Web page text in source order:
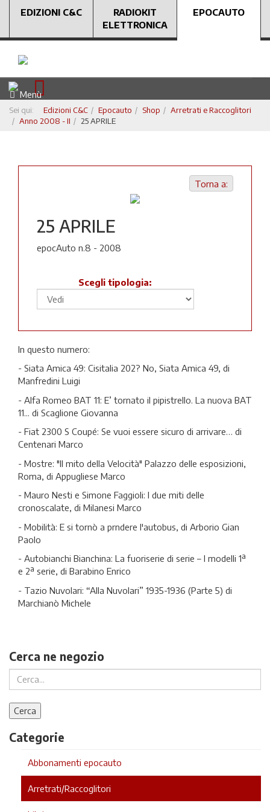
EDIZIONI C&C
RADIOKIT
ELETTRONICA
EPOCAUTO
Menù
Sei qui: Edizioni C&C Epocauto Shop
Arretrati e Raccoglitori
Anno 2008 - II
25 APRILE
Torna a:
25 APRILE
epocAuto n.8 - 2008
Scegli tipologia:
In questo numero:
- Siata Amica 49: Cisitalia 202? No, Siata Amica 49, di
Manfredini Luigi
- Alfa Romeo BAT 11: E’ tornato il pipistrello. La nuova BAT
11... di Scaglione Giovanna
- Fiat 2300 S Coupé: Se vuoi essere sicuro di arrivare… di
Centenari Marco
- Mostre: "Il mito della Velocità" Palazzo delle esposizioni,
Roma, di Appugliese Marco
- Mauro Nesti e Simone Faggioli: I due miti delle
cronoscalate, di Milanesi Marco
- Mobilità: E si tornò a prndere l'autobus, di Arborio Gian
Paolo
- Autobianchi Bianchina: La fuoriserie di serie – I modelli 1ª
e 2ª serie, di Barabino Enrico
- Tazio Nuvolari: “Alla Nuvolari” 1935-1936 (Parte 5) di
Marchianò Michele
Cerca ne negozio
Categorie
Abbonamenti epocauto
Arretrati/Raccoglitori